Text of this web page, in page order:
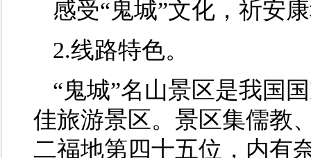
感受“鬼城”文化，祈安
2.线路特色。
“鬼城”名山景区是我国
佳旅游景区。景区集儒教
二福地第四十五位，内有